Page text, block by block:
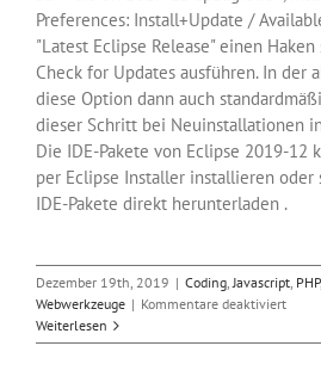
Preferences: Install+Update /
"Latest Eclipse Release" einen
Check for Updates ausführen. In der
diese Option dann auch
dieser Schritt bei Neuinstallationen
Die IDE-Pakete von Eclipse 2019-12
per Eclipse Installer installieren oder
IDE-Pakete direkt herunterladen .
Dezember 19th, 2019 | Coding,Javascript, PHP,
Webwerkzeuge | Kommentare deaktiviertfür
Weiterlesen